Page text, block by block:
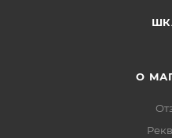
О